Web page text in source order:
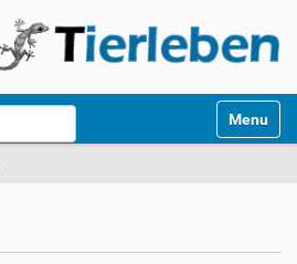
Toggle